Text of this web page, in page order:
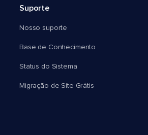
Suporte
Nosso suporte
Base de Conhecimento
Status do Sistema
Migração de Site Grátis